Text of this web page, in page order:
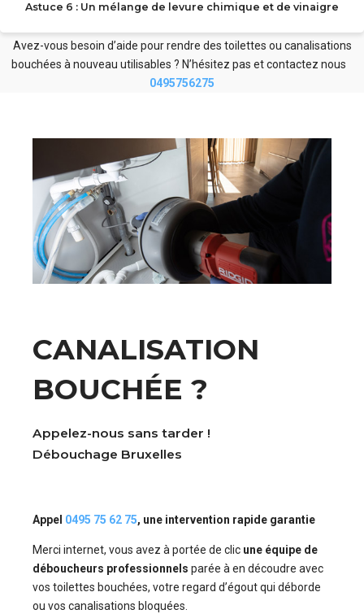
Astuce 6 : Un mélange de levure chimique et de vinaigre
Avez-vous besoin d’aide pour rendre des toilettes ou canalisations
bouchées à nouveau utilisables ? N’hésitez pas et contactez nous
0495756275
CANALISATION
BOUCHÉE ?
Appelez-nous sans tarder !
Débouchage Bruxelles
Appel 0495 75 62 75, une intervention rapide garantie
Merci internet, vous avez à portée de clic une équipe de
déboucheurs professionnels parée à en découdre avec
vos toilettes bouchées, votre regard d’égout qui déborde
ou vos canalisations bloquées.